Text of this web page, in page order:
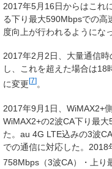
2017年5月16日からはこれ
る下り最大590Mbpsでの高
度向上が行われるようにな
2017年2月2日、大量通信
し、これを超えた場合は18
に変更[7] 。
2017年9月1日、WiMAX2+
WiMAX2+の2波CA下り最
た。au 4G LTE込みの3波
での通信に対応した。
758Mbps（3波CA）・上り